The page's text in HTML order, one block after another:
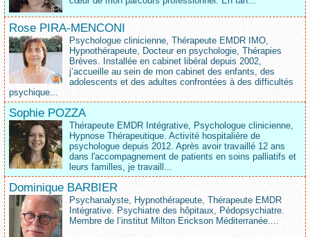
Rose PIRA-MENCONI
Psychologue clinicienne, Thérapeute EMDR IMO,
Hypnothérapeute, Docteur en psychologie, Thérapies
Brèves. Installée en cabinet libéral depuis 2002,
j’accueille au sein de mon cabinet des enfants, des
adolescents et des adultes confrontées à des difficultés
psychique...
Sophie POZZA
Thérapeute EMDR Intégrative, Psychologue clinicienne,
Hypnose Thérapeutique. Activité hospitalière de
psychologue depuis 2012. Après avoir travaillé 12 ans
dans l'accompagnement de patients en soins palliatifs et
leurs familles, je travaill...
Dominique BARBIER
Psychanalyste, Hypnothérapeute, Thérapeute EMDR
Intégrative. Psychiatre des hôpitaux, Pédopsychiatre.
Membre de l’institut Milton Erickson Méditerranée....